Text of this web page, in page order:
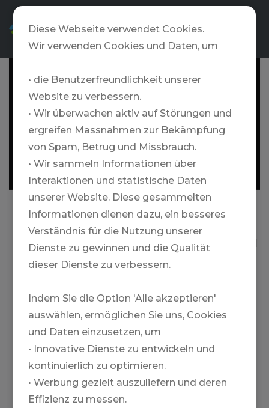
DE
Wir haben (fast) alles in Sachen Heliskiing,
Skisafaris und Skitouren im Angebot – und
auf jeden Fall das Beste! Handverlesen und
persönlich von mir und meinem Team
getestet.
Diese Webseite verwendet Cookies.
Wir verwenden Cookies und Daten, um
• die Benutzerfreundlichkeit unserer
Website zu verbessern.
• Wir überwachen aktiv auf Störungen und
ergreifen Massnahmen zur Bekämpfung
von Spam, Betrug und Missbrauch.
• Wir sammeln Informationen über
Interaktionen und statistische Daten
unserer Website. Diese gesammelten
Informationen dienen dazu, ein besseres
Verständnis für die Nutzung unserer
Dienste zu gewinnen und die Qualität
dieser Dienste zu verbessern.
Indem Sie die Option 'Alle akzeptieren'
auswählen, ermöglichen Sie uns, Cookies
und Daten einzusetzen, um
• Innovative Dienste zu entwickeln und
kontinuierlich zu optimieren.
• Werbung gezielt auszuliefern und deren
Effizienz zu messen.